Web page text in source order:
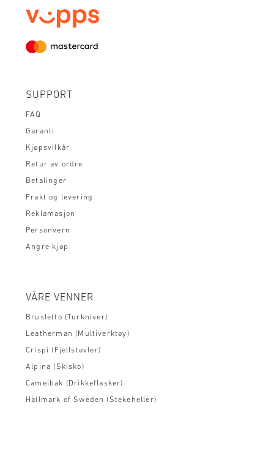
SUPPORT
FAQ
Garanti
Kjøpsvilkår
Retur av ordre
Betalinger
Frakt og levering
Reklamasjon
Personvern
Angre kjøp
VÅRE VENNER
Brusletto (Turkniver)
Leatherman (Multiverktøy)
Crispi (Fjellstøvler)
Alpina (Skisko)
Camelbak (Drikkeflasker)
Hällmark of Sweden (Stekeheller)